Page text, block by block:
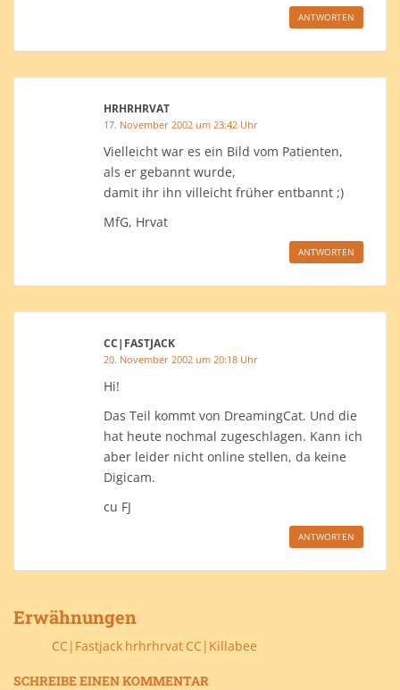
ANTWORTEN
HRHRHRVAT
17. November 2002 um 23:42 Uhr
Vielleicht war es ein Bild vom Patienten,
als er gebannt wurde,
damit ihr ihn villeicht früher entbannt ;)
MfG, Hrvat
ANTWORTEN
CC|FASTJACK
20. November 2002 um 20:18 Uhr
Hi!
Das Teil kommt von DreamingCat. Und die
hat heute nochmal zugeschlagen. Kann ich
aber leider nicht online stellen, da keine
Digicam.
cu FJ
ANTWORTEN
Erwähnungen
CC|Fastjack hrhrhrvat CC|Killabee
SCHREIBE EINEN KOMMENTAR